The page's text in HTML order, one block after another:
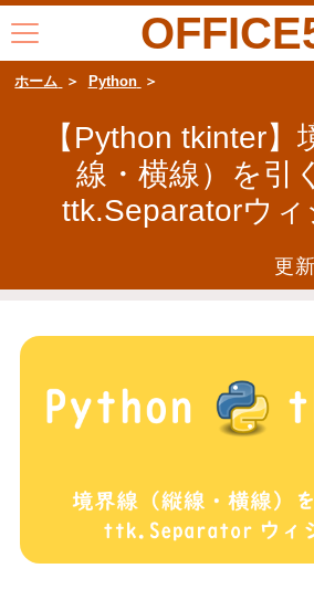
ホーム Python
【Python tkinter】
線・横線）を引
ttk.Separatorウィ
更